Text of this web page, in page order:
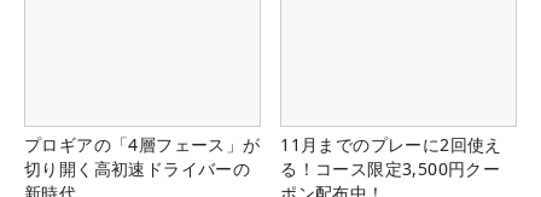
プロギアの「4層フェース」が
切り開く高初速ドライバーの
11月までのプレーに2回使え
る！コース限定3,500円クー